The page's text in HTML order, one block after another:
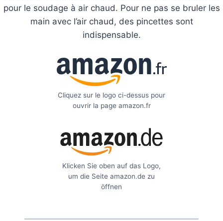
pour le soudage à air chaud. Pour ne pas se bruler les
main avec l’air chaud, des pincettes sont
indispensable.
Cliquez sur le logo ci-dessus pour
ouvrir la page amazon.fr
Klicken Sie oben auf das Logo,
um die Seite amazon.de zu
öffnen